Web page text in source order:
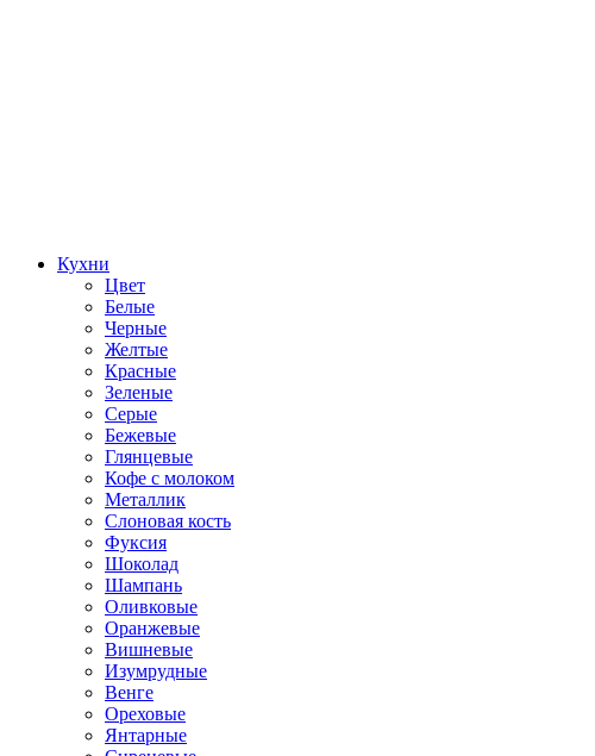
Кухни
Цвет
Белые
Черные
Желтые
Красные
Зеленые
Серые
Бежевые
Глянцевые
Кофе с молоком
Металлик
Слоновая кость
Фуксия
Шоколад
Шампань
Оливковые
Оранжевые
Вишневые
Изумрудные
Венге
Ореховые
Янтарные